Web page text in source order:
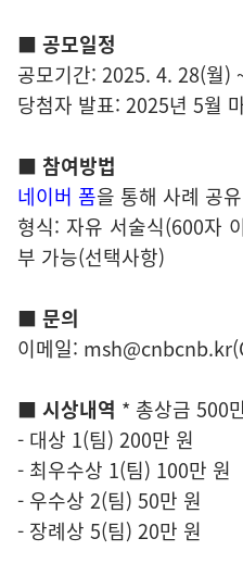
■ 공모일정
공모기간: 2025. 4. 28(월)
당첨자 발표: 2025년 5월
■ 참여방법
네이버 폼을 통해 사례 공유
형식: 자유 서술식(600자
부 가능(선택사항)
■ 문의
이메일:
■ 시상내역 * 총상금 500
- 대상 1(팀) 200만 원
- 최우수상 1(팀) 100만 원
- 우수상 2(팀) 50만 원
- 장례상 5(팀) 20만 원